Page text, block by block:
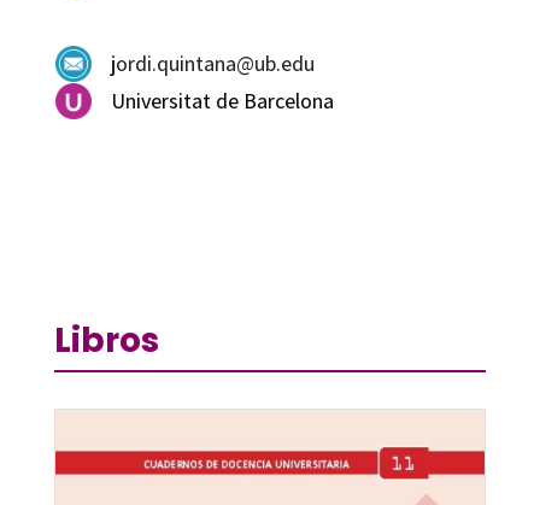
jordi.quintana@ub.edu
Universitat de Barcelona
Libros